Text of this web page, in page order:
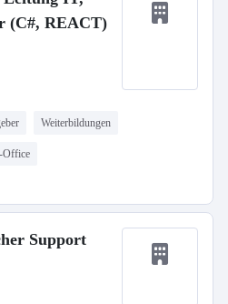
(C#, REACT)
Weiterbildungen
Office
Support